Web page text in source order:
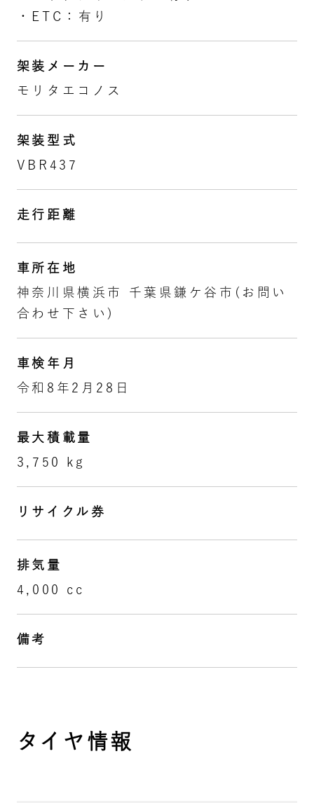
・ETC：有り
架装メーカー
モリタエコノス
架装型式
VBR437
走行距離
車所在地
神奈川県横浜市 千葉県鎌ケ谷市(お問い
合わせ下さい)
車検年月
令和8年2月28日
最大積載量
3,750 kg
リサイクル券
排気量
4,000 cc
備考
タイヤ情報